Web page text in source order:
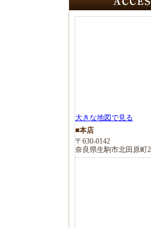
大きな地図で見る
■本店
〒630-0142
奈良県生駒市北田原町